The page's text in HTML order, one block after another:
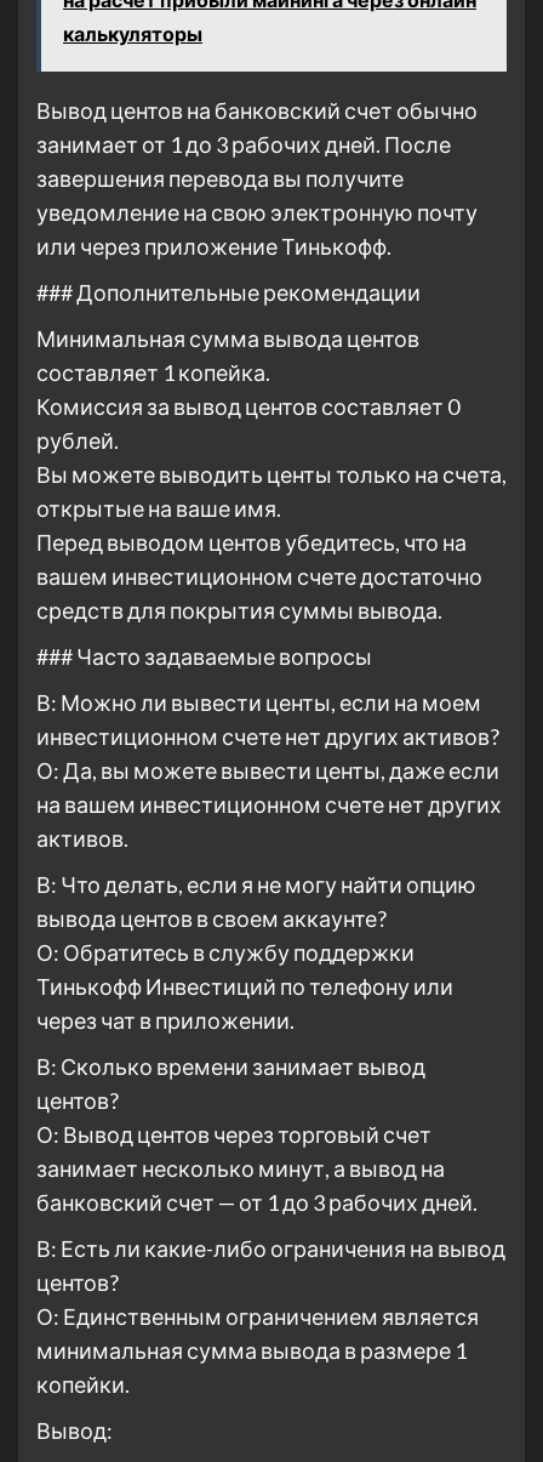
калькуляторы
Вывод центов на банковский счет обычно
занимает от 1 до 3 рабочих дней. После
завершения перевода вы получите
уведомление на свою электронную почту
или через приложение Тинькофф.
### Дополнительные рекомендации
Минимальная сумма вывода центов
составляет 1 копейка.
Комиссия за вывод центов составляет 0
рублей.
Вы можете выводить центы только на счета,
открытые на ваше имя.
Перед выводом центов убедитесь, что на
вашем инвестиционном счете достаточно
средств для покрытия суммы вывода.
### Часто задаваемые вопросы
В: Можно ли вывести центы, если на моем
инвестиционном счете нет других активов?
О: Да, вы можете вывести центы, даже если
на вашем инвестиционном счете нет других
активов.
В: Что делать, если я не могу найти опцию
вывода центов в своем аккаунте?
О: Обратитесь в службу поддержки
Тинькофф Инвестиций по телефону или
через чат в приложении.
В: Сколько времени занимает вывод
центов?
О: Вывод центов через торговый счет
занимает несколько минут, а вывод на
банковский счет — от 1 до 3 рабочих дней.
В: Есть ли какие-либо ограничения на вывод
центов?
О: Единственным ограничением является
минимальная сумма вывода в размере 1
копейки.
Вывод: